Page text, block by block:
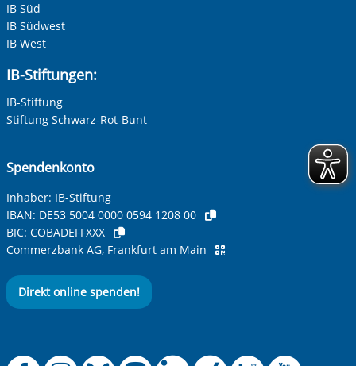
IB Süd
IB Südwest
IB West
IB-Stiftungen:
IB-Stiftung
Stiftung Schwarz-Rot-Bunt
Spendenkonto
Inhaber: IB-Stiftung
IBAN: DE53 5004 0000 0594 1208 00
BIC: COBADEFFXXX
Commerzbank AG, Frankfurt am Main
Direkt online spenden!